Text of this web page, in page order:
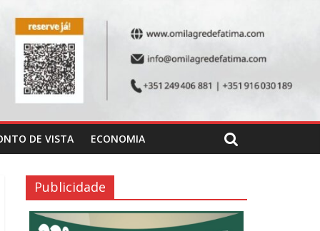
DE VISTA ECONOMIA
Publicidade